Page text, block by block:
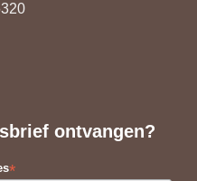
ontvangen?
*